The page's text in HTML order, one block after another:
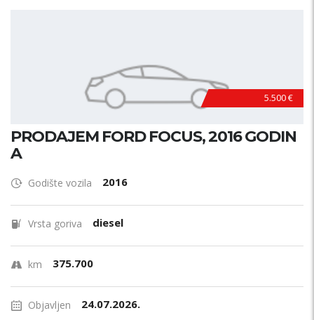
5.500 €
PRODAJEM FORD FOCUS, 2016 GODIN
A
Godište vozila 2016
Vrsta goriva diesel
km 375.700
Objavljen 24.07.2026.